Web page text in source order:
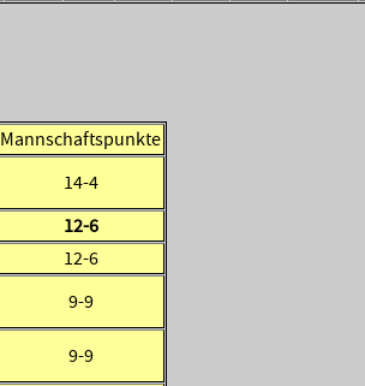
Mannschaftspunkte
14-4
12-6
12-6
9-9
9-9